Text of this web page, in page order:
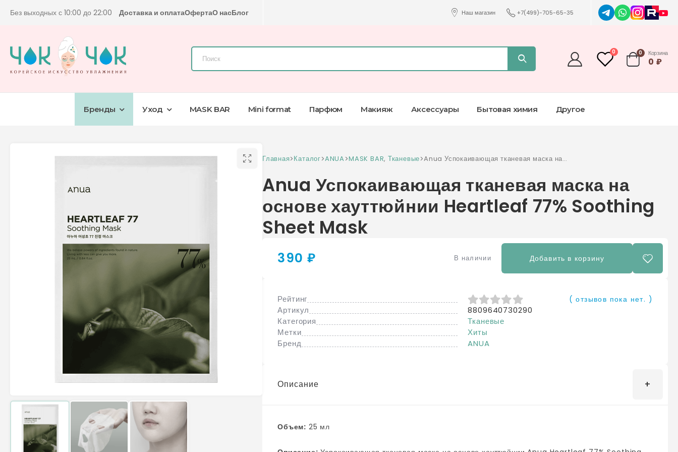
Без выходных с 10:00 до 22:00 Доставка и оплатаОфертаО насБлог Наш магазин +7(499)-705-65-35
0 0 Корзина
0 ₽
Бренды Уход MASK BAR Mini format Парфюм Макияж Аксессуары Бытовая химия Другое
Главная>Каталог>ANUA>MASK BAR, Тканевые>Anua Успокаивающая тканевая маска на
Sheet Mask
Anua Успокаивающая тканевая маска на
основе хауттюйнии Heartleaf 77% Soothing
Sheet Mask
390 ₽ В наличии Добавить в корзину
Рейтинг
0из 5
( отзывов пока нет. )
Артикул
8809640730290
Категория
Тканевые
Метки
Хиты
Бренд
ANUA
Описание
Объем: 25 мл